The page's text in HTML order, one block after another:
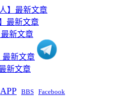
APP BBS Facebook